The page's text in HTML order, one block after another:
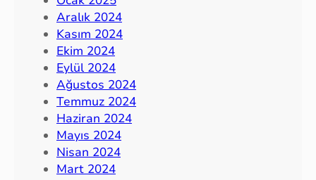
Aralık 2024
Kasım 2024
Ekim 2024
Eylül 2024
Ağustos 2024
Temmuz 2024
Haziran 2024
Mayıs 2024
Nisan 2024
Mart 2024